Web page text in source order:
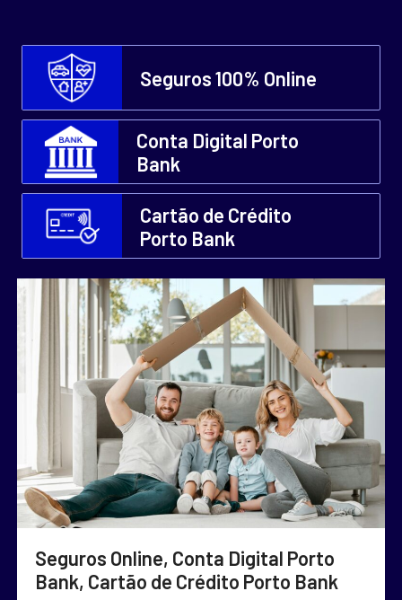
Seguros 100% Online
Conta Digital Porto
Bank
Cartão de Crédito
Porto Bank
Seguros Online, Conta Digital Porto
Bank, Cartão de Crédito Porto Bank